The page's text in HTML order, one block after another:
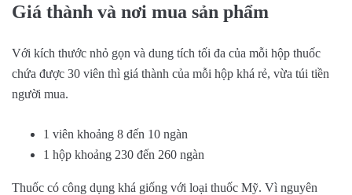
Giá thành và nơi mua sản phẩm
Với kích thước nhỏ gọn và dung tích tối đa của mỗi hộp thuốc
chứa được 30 viên thì giá thành của mỗi hộp khá rẻ, vừa túi tiền
người mua.
1 viên khoảng 8 đến 10 ngàn
1 hộp khoảng 230 đến 260 ngàn
Thuốc có công dụng khá giống với loại thuốc Mỹ. Vì nguyên